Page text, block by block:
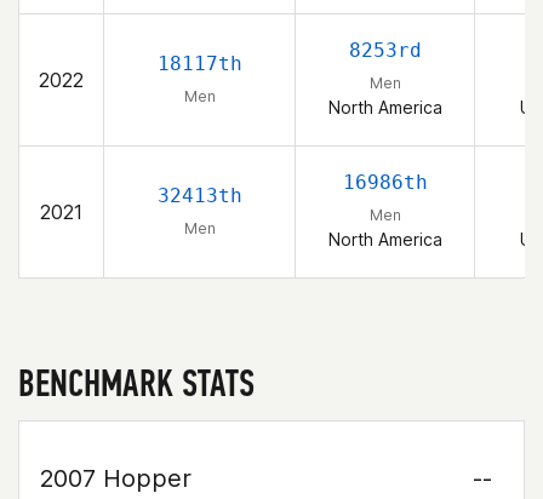
2022
18117th
Men
8253rd
Men
North America
2021
32413th
Men
16986th
Men
North America
BENCHMARK STATS
2007 Hopper
--